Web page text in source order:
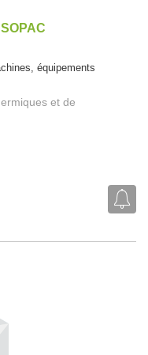
équipements
et de